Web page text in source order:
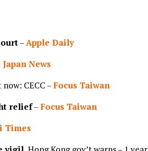
–Apple Daily
Japan News
CECC –Focus Taiwan
relief–Focus Taiwan
Times